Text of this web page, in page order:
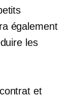
également
les
et